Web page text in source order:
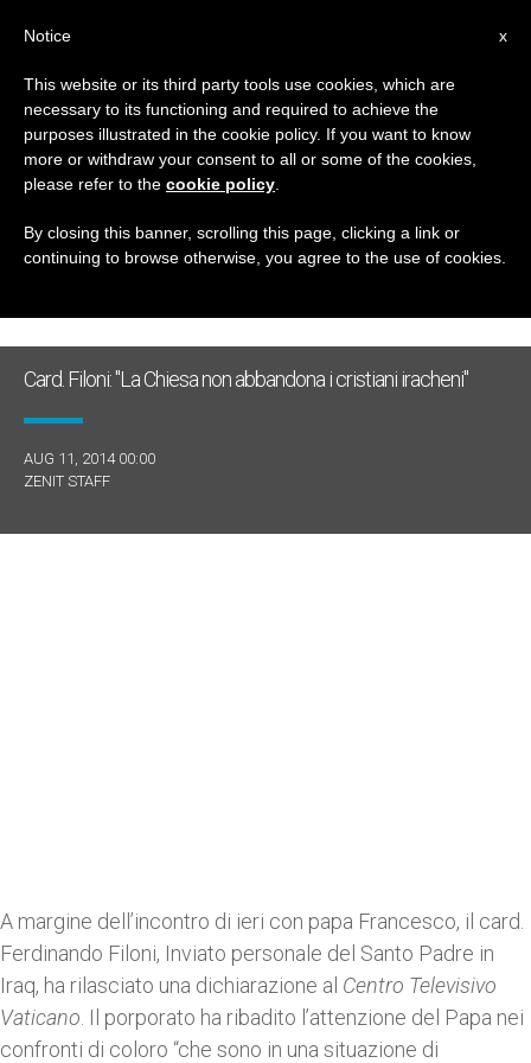
GIORNO
Agosto 11th, 2014
ULTIME NOTIZIE
Card. Filoni: "La Chiesa non abbandona i cristiani iracheni"
AUG 11, 2014 00:00
ZENIT STAFF
A margine dell’incontro di ieri con papa Francesco, il card.
Ferdinando Filoni, Inviato personale del Santo Padre in
Iraq, ha rilasciato una dichiarazione al Centro Televisivo
Vaticano . Il porporato ha ribadito l’attenzione del Papa nei
confronti di coloro “che sono in una situazione di
x
Notice
This website or its third party tools use cookies, which are
necessary to its functioning and required to achieve the
purposes illustrated in the cookie policy. If you want to know
more or withdraw your consent to all or some of the cookies,
please refer to the cookie policy
By closing this banner, scrolling this page, clicking a link or
continuing to browse otherwise, you agree to the use of cookies.